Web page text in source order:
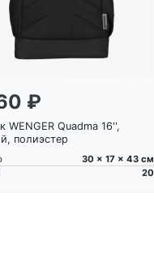
₽
WENGER Quadma 16'',
полиэстер
30 x 17 x 43 см
20